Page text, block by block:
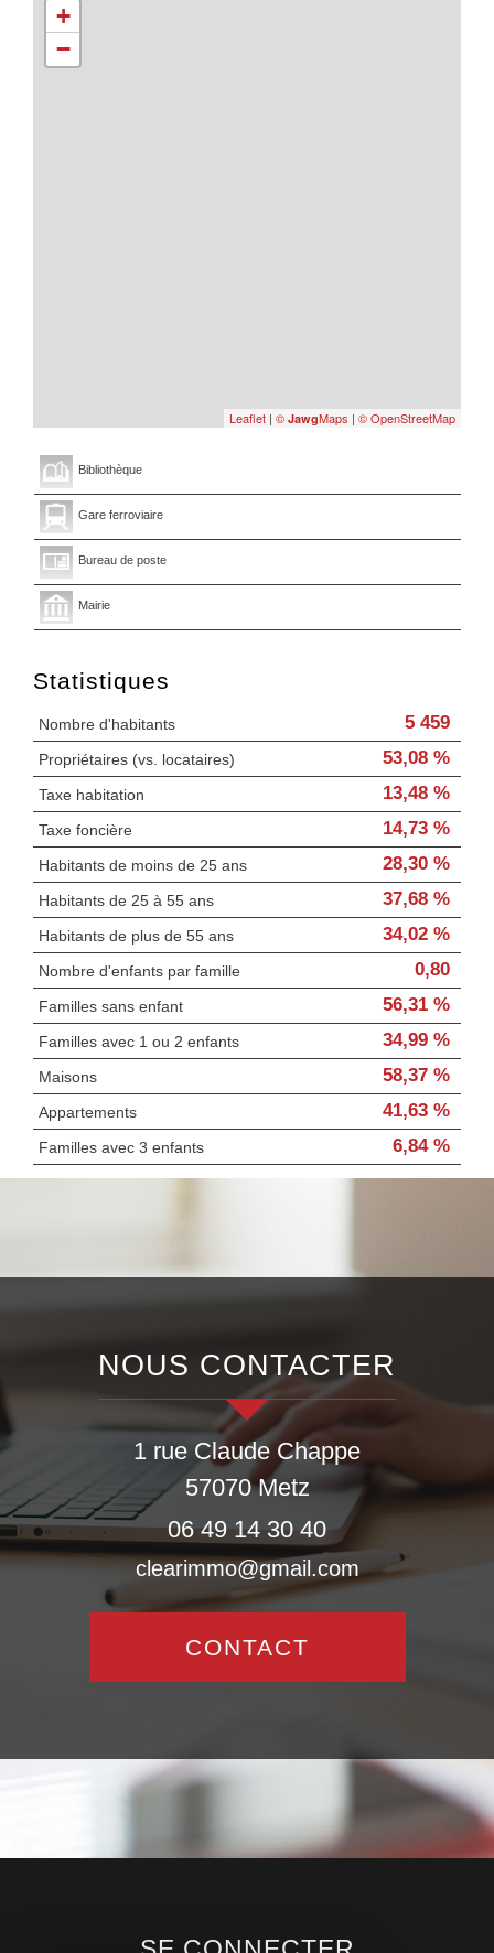
+
−
Leaflet | © JawgMaps | © OpenStreetMap
Bibliothèque
Gare ferroviaire
Bureau de poste
Mairie
Statistiques
Nombre d'habitants 5 459
Propriétaires (vs. locataires) 53,08 %
Taxe habitation 13,48 %
Taxe foncière 14,73 %
Habitants de moins de 25 ans 28,30 %
Habitants de 25 à 55 ans 37,68 %
Habitants de plus de 55 ans 34,02 %
Nombre d'enfants par famille 0,80
Familles sans enfant 56,31 %
Familles avec 1 ou 2 enfants 34,99 %
Maisons 58,37 %
Appartements 41,63 %
Familles avec 3 enfants 6,84 %
NOUS CONTACTER
1 rue Claude Chappe
57070 Metz
06 49 14 30 40
clearimmo@gmail.com
CONTACT